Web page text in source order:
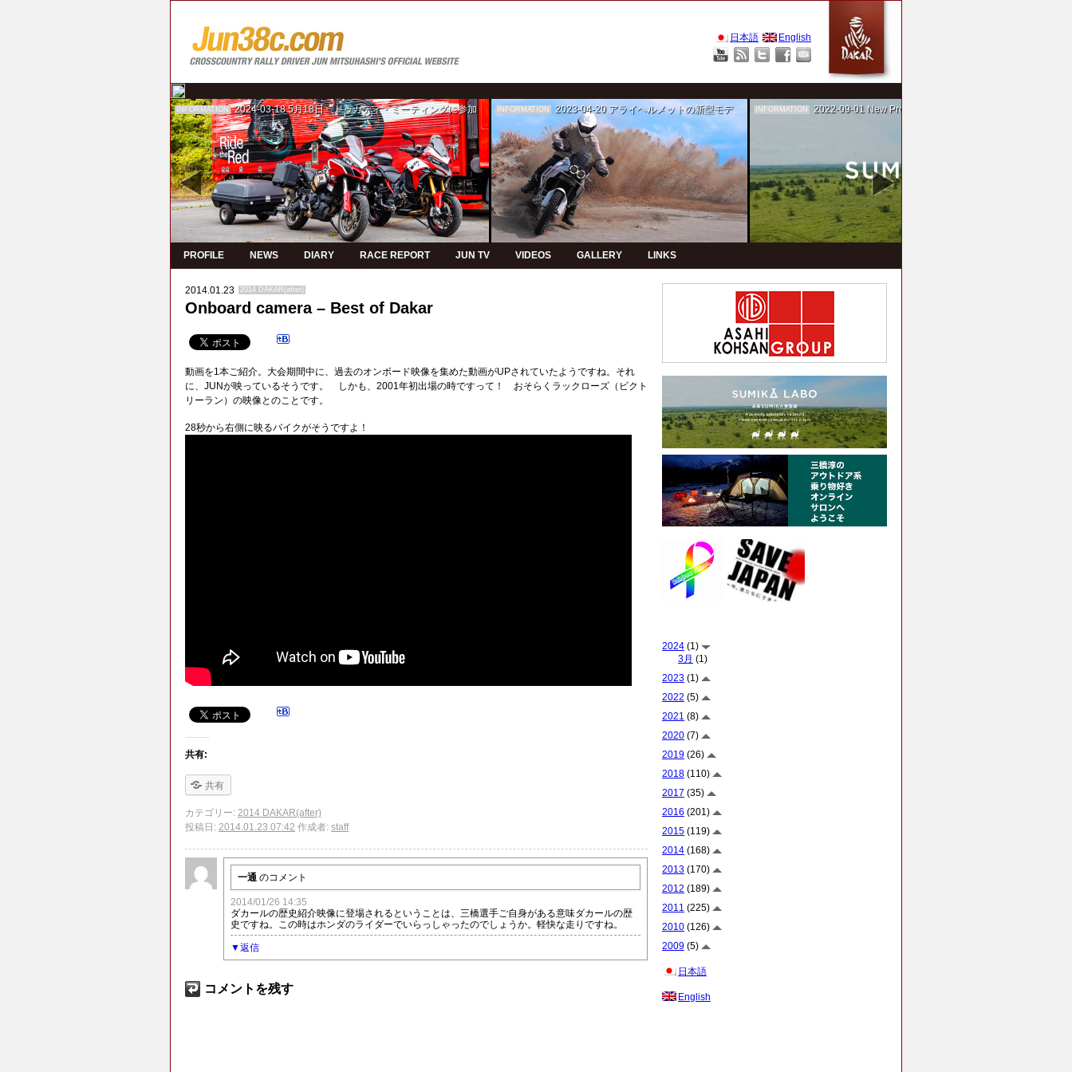
日本語 English
INFORMATION 2024-03-18 5月18日 ドゥカティ・ミーティングに参加 INFORMATION 2023-04-20 アライヘルメットの新型モデルPVの制作を担当 INFORMATION 2022-09-01 New Project！ 未来SUMIKA実験箱
PROFILE NEWS DIARY RACE REPORT JUN TV VIDEOS GALLERY LINKS
2014.01.23 2014 DAKAR(after)
Onboard camera – Best of Dakar
動画を1本ご紹介。大会期間中に、過去のオンボード映像を集めた動画がUPされていたようですね。それ
に、JUNが映っているそうです。 しかも、2001年初出場の時ですって！ おそらくラックローズ（ビクト
リーラン）の映像とのことです。
28秒から右側に映るバイクがそうですよ！
共有:
共有
カテゴリー: 2014 DAKAR(after)
投稿日: 2014.01.23 07:42 作成者: staff
一通 のコメント
2014/01/26 14:35
ダカールの歴史紹介映像に登場されるということは、三橋選手ご自身がある意味ダカールの歴
史ですね。この時はホンダのライダーでいらっしゃったのでしょうか。軽快な走りですね。
返信
コメントを残す
2024 (1)
3月 (1)
2023 (1)
2022 (5)
2021 (8)
2020 (7)
2019 (26)
2018 (110)
2017 (35)
2016 (201)
2015 (119)
2014 (168)
2013 (170)
2012 (189)
2011 (225)
2010 (126)
2009 (5)
日本語
English